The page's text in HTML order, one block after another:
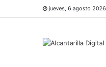
jueves, 6 agosto 2026